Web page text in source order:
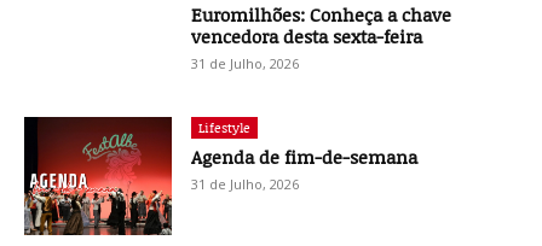
Euromilhões: Conheça a chave
vencedora desta sexta-feira
31 de Julho, 2026
Lifestyle
Agenda de fim-de-semana
31 de Julho, 2026